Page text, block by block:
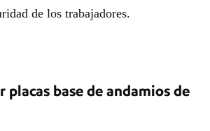
de los trabajadores.
placas base de andamios de